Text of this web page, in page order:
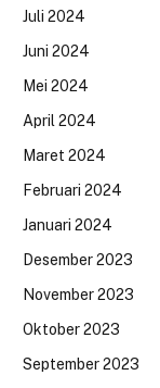
Juli 2024
Juni 2024
Mei 2024
April 2024
Maret 2024
Februari 2024
Januari 2024
Desember 2023
November 2023
Oktober 2023
September 2023